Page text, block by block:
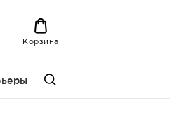
Корзина